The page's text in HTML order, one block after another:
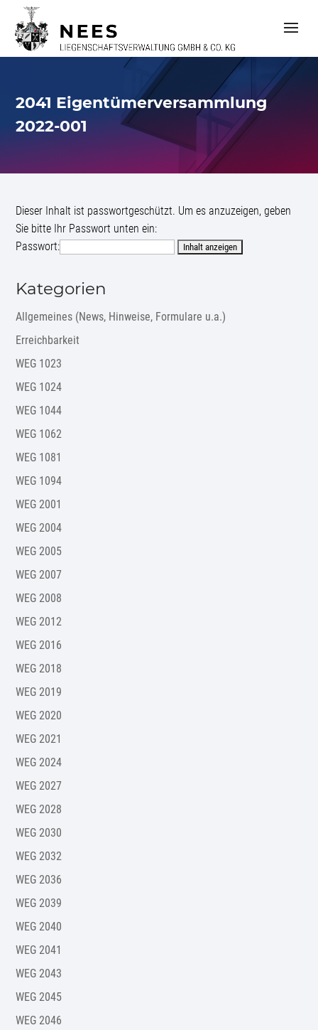
t
2041 Eigentümerversammlung
2022-001
Kategorien
Allgemeines (News, Hinweise, Formulare u.a.)
Erreichbarkeit
WEG 1023
WEG 1024
WEG 1044
WEG 1062
WEG 1081
WEG 1094
WEG 2001
WEG 2004
WEG 2005
WEG 2007
WEG 2008
WEG 2012
WEG 2016
WEG 2018
WEG 2019
WEG 2020
WEG 2021
WEG 2024
WEG 2027
WEG 2028
WEG 2030
WEG 2032
WEG 2036
WEG 2039
WEG 2040
WEG 2041
WEG 2043
WEG 2045
WEG 2046
Dieser Inhalt ist passwortgeschützt. Um es anzuzeigen, geben
Sie bitte Ihr Passwort unten ein:
Passwort: